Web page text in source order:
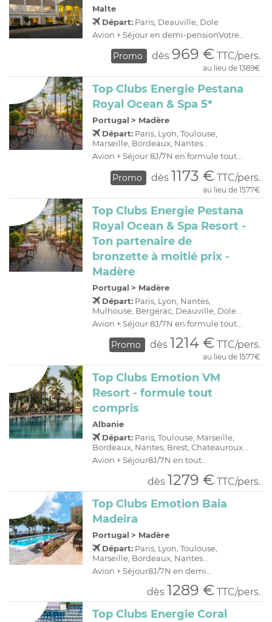
Malte
Départ: Paris, Deauville, Dole
Avion + Séjour en demi-pensionVotre...
Promo dès 969 € TTC/pers.
au lieu de 1369€
Top Clubs Energie Pestana
Royal Ocean & Spa 5*
Portugal > Madère
Départ: Paris, Lyon, Toulouse,
Marseille, Bordeaux, Nantes...
Avion + Séjour 8J/7N en formule tout...
Promo dès 1173 € TTC/pers.
au lieu de 1577€
Top Clubs Energie Pestana
Royal Ocean & Spa Resort -
Ton partenaire de
bronzette à moitié prix -
Madère
Portugal > Madère
Départ: Paris, Lyon, Nantes,
Mulhouse, Bergerac, Deauville, Dole...
Avion + Séjour 8J/7N en formule tout...
Promo dès 1214 € TTC/pers.
au lieu de 1577€
Top Clubs Emotion VM
Resort - formule tout
compris
Albanie
Départ: Paris, Toulouse, Marseille,
Bordeaux, Nantes, Brest, Chateauroux...
Avion + Séjour8J/7N en tout...
dès 1279 € TTC/pers.
Top Clubs Emotion Baia
Madeira
Portugal > Madère
Départ: Paris, Lyon, Toulouse,
Marseille, Bordeaux, Nantes...
Avion + Séjour8J/7N en demi...
dès 1289 € TTC/pers.
Top Clubs Energie Coral